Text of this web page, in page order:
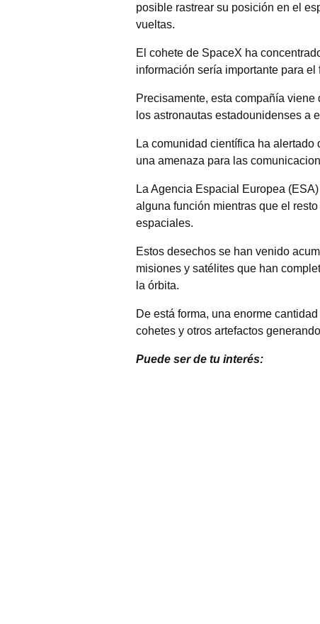
posible rastrear su posición en el
vueltas.
El cohete de SpaceX ha
información sería importante para
Precisamente, esta compañía
los astronautas estadounidenses a
La comunidad científica ha
una amenaza para las
La Agencia Espacial Europea
alguna función mientras que el
espaciales.
Estos desechos se han venido
misiones y satélites que han
la órbita.
De está forma, una enorme
cohetes y otros artefactos
Puede ser de tu interés: